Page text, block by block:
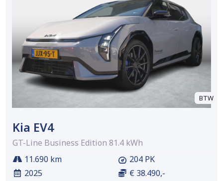
BTW
Kia EV4
GT-Line Business Edition 81.4 kWh
11.690 km
2025
204 PK
€ 38.490,-